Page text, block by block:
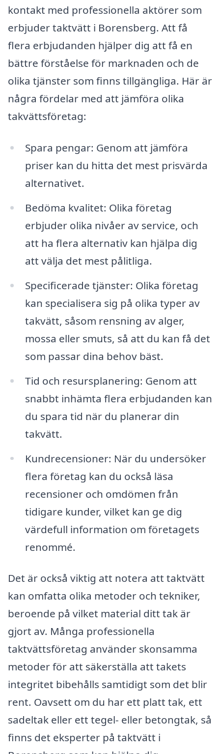
kontakt med professionella aktörer som
erbjuder taktvätt i Borensberg. Att få
flera erbjudanden hjälper dig att få en
bättre förståelse för marknaden och de
olika tjänster som finns tillgängliga. Här är
några fördelar med att jämföra olika
takvättsföretag:
Spara pengar: Genom att jämföra
priser kan du hitta det mest prisvärda
alternativet.
Bedöma kvalitet: Olika företag
erbjuder olika nivåer av service, och
att ha flera alternativ kan hjälpa dig
att välja det mest pålitliga.
Specificerade tjänster: Olika företag
kan specialisera sig på olika typer av
takvätt, såsom rensning av alger,
mossa eller smuts, så att du kan få det
som passar dina behov bäst.
Tid och resursplanering: Genom att
snabbt inhämta flera erbjudanden kan
du spara tid när du planerar din
takvätt.
Kundrecensioner: När du undersöker
flera företag kan du också läsa
recensioner och omdömen från
tidigare kunder, vilket kan ge dig
värdefull information om företagets
renommé.
Det är också viktig att notera att taktvätt
kan omfatta olika metoder och tekniker,
beroende på vilket material ditt tak är
gjort av. Många professionella
taktvättsföretag använder skonsamma
metoder för att säkerställa att takets
integritet bibehålls samtidigt som det blir
rent. Oavsett om du har ett platt tak, ett
sadeltak eller ett tegel- eller betongtak, så
finns det eksperter på taktvätt i